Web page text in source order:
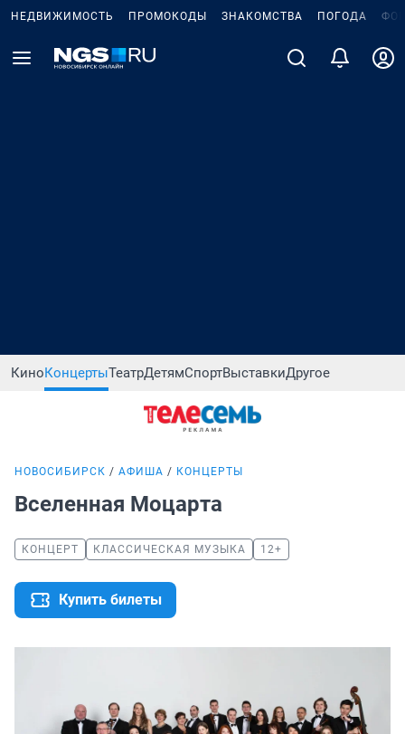
НЕДВИЖИМОСТЬ ПРОМОКОДЫ ЗНАКОМСТВА ПОГОДА
КиноКонцертыТеатрДетямСпортВыставкиДругое
НОВОСИБИРСК АФИША КОНЦЕРТЫ
Вселенная Моцарта
КОНЦЕРТ КЛАССИЧЕСКАЯ МУЗЫКА 12+
Купить билеты